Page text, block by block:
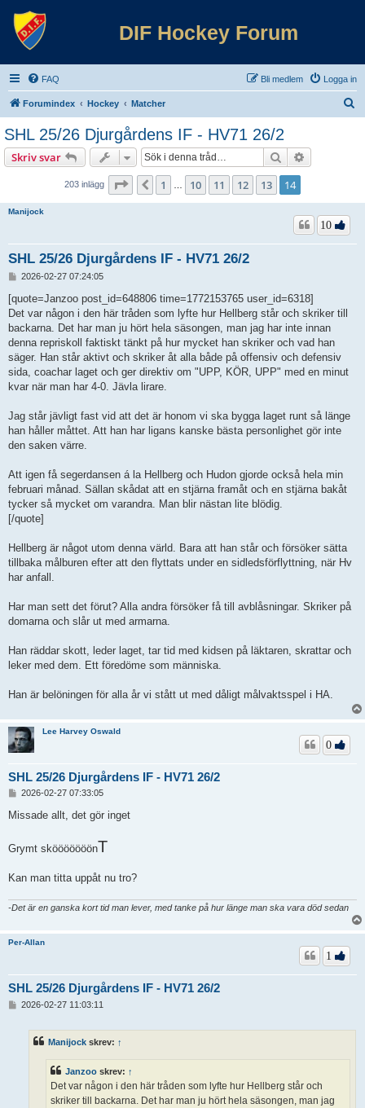
DIF Hockey Forum
FAQ Logga in
Bli medlem
Forumindex Hockey Matcher
SHL 25/26 Djurgårdens IF - HV71 26/2
Skriv svar Sök
203 inlägg Sida 14 av 14
Föregående
1 10 11 12 13 14
Manijock
SHL 25/26 Djurgårdens IF - HV71 26/2
10
l
g
g
2026-02-27 07:24:05
[quote=Janzoo post_id=648806 time=1772153765 user_id=6318]
Det var någon i den här tråden som lyfte hur Hellberg står och skriker till
backarna. Det har man ju hört hela säsongen, man jag har inte innan
denna repriskoll faktiskt tänkt på hur mycket han skriker och vad han
säger. Han står aktivt och skriker åt alla både på offensiv och defensiv
sida, coachar laget och ger direktiv om "UPP, KÖR, UPP" med en minut
kvar när man har 4-0. Jävla lirare.
Jag står jävligt fast vid att det är honom vi ska bygga laget runt så länge
han håller måttet. Att han har ligans kanske bästa personlighet gör inte
den saken värre.
Att igen få segerdansen á la Hellberg och Hudon gjorde också hela min
februari månad. Sällan skådat att en stjärna framåt och en stjärna bakåt
tycker så mycket om varandra. Man blir nästan lite blödig.
[/quote]
Hellberg är något utom denna värld. Bara att han står och försöker sätta
tillbaka målburen efter att den flyttats under en sidledsförflyttning, när Hv
har anfall.
Har man sett det förut? Alla andra försöker få till avblåsningar. Skriker på
domarna och slår ut med armarna.
Han räddar skott, leder laget, tar tid med kidsen på läktaren, skrattar och
leker med dem. Ett föredöme som människa.
Han är belöningen för alla år vi stått ut med dåligt målvaktsspel i HA.
Lee Harvey Oswald
SHL 25/26 Djurgårdens IF - HV71 26/2
0
l
g
2026-02-27 07:33:05
Missade allt, det gör inget
Grymt skööööööönT
Kan man titta uppåt nu tro?
-Det är en ganska kort tid man lever, med tanke på hur länge man ska vara död sedan
Per-Allan
SHL 25/26 Djurgårdens IF - HV71 26/2
1
2026-02-27 11:03:11
Manijock skrev: ↑
Janzoo skrev: ↑
Det var någon i den här tråden som lyfte hur Hellberg står och
skriker till backarna. Det har man ju hört hela säsongen, man jag